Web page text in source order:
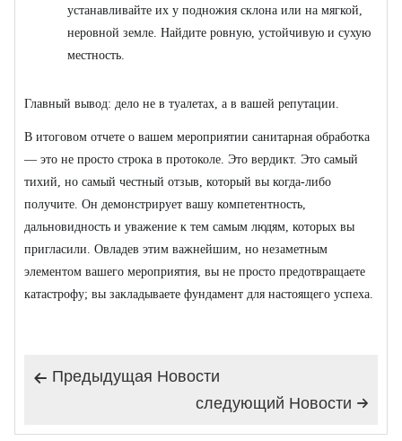
устанавливайте их у подножия склона или на мягкой,
неровной земле. Найдите ровную, устойчивую и сухую
местность.
Главный вывод: дело не в туалетах, а в вашей репутации.
В итоговом отчете о вашем мероприятии санитарная обработка
— это не просто строка в протоколе. Это вердикт. Это самый
тихий, но самый честный отзыв, который вы когда-либо
получите. Он демонстрирует вашу компетентность,
дальновидность и уважение к тем самым людям, которых вы
пригласили. Овладев этим важнейшим, но незаметным
элементом вашего мероприятия, вы не просто предотвращаете
катастрофу; вы закладываете фундамент для настоящего успеха.
 Предыдущая Hовости

следующий Hовости